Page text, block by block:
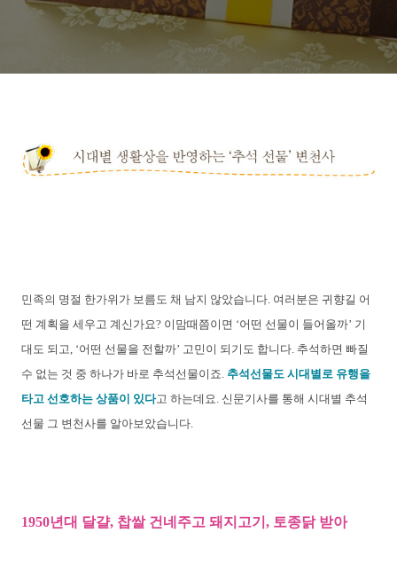
민족의 명절 한가위가 보름도 채 남지 않았습니다. 여러분은 귀향길 어
떤 계획을 세우고 계신가요? 이맘때쯤이면 ‘어떤 선물이 들어올까’ 기
대도 되고, ‘어떤 선물을 전할까’ 고민이 되기도 합니다. 추석하면 빠질
수 없는 것 중 하나가 바로 추석선물이죠. 추석선물도 시대별로 유행을
타고 선호하는 상품이 있다고 하는데요. 신문기사를 통해 시대별 추석
선물 그 변천사를 알아보았습니다.
1950년대 달걀, 찹쌀 건네주고 돼지고기, 토종닭 받아